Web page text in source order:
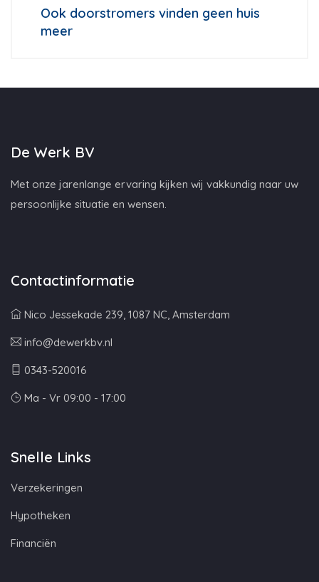
Ook doorstromers vinden geen huis
meer
De Werk BV
Met onze jarenlange ervaring kijken wij vakkundig naar uw
persoonlijke situatie en wensen.
Contactinformatie
Nico Jessekade 239, 1087 NC, Amsterdam
info@dewerkbv.nl
0343-520016
Ma - Vr 09:00 - 17:00
Snelle Links
Verzekeringen
Hypotheken
Financiën